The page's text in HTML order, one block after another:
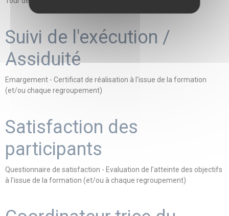
Suivi de l'exécution /
Assiduité
Emargement - Certificat de réalisation à l'issue de la formation
(et/ou chaque regroupement)
Satisfaction des
participants
Questionnaire de satisfaction - Evaluation de l'atteinte des objectifs
à l'issue de la formation (et/ou à chaque regroupement)